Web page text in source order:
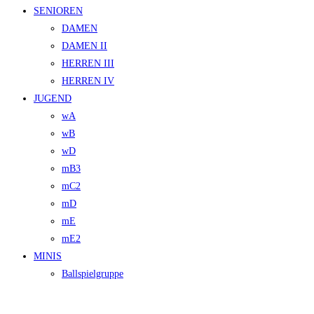
SENIOREN
DAMEN
DAMEN II
HERREN III
HERREN IV
JUGEND
wA
wB
wD
mB3
mC2
mD
mE
mE2
MINIS
Ballspielgruppe